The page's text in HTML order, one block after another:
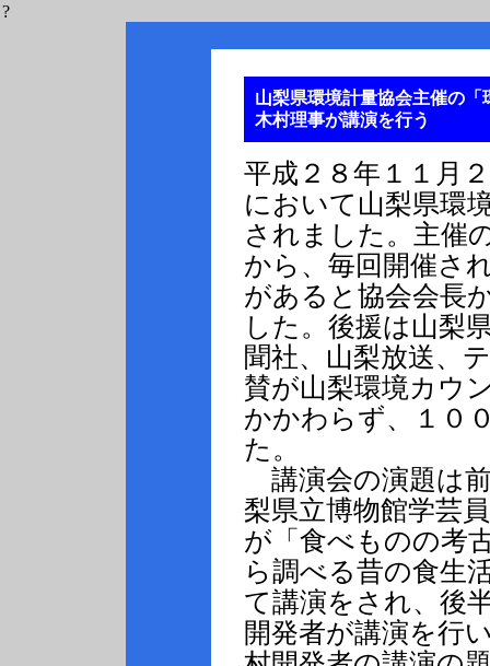
?
山梨県環境計量協会主催の「
木村理事が講演を行う
平成２８年１１月
において山梨県環
されました。主催
から、毎回開催さ
があると協会会長
した。後援は山梨
聞社、山梨放送、
賛が山梨環境カウ
かかわらず、１０
た。
講演会の演題は
梨県立博物館学芸
が「食べものの考
ら調べる昔の食生
て講演をされ、後
開発者が講演を行